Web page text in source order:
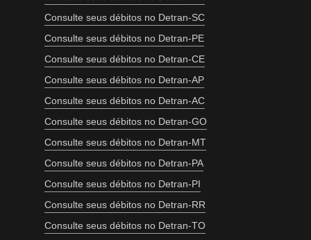
Consulte seus débitos no Detran-SC
Consulte seus débitos no Detran-PE
Consulte seus débitos no Detran-CE
Consulte seus débitos no Detran-AP
Consulte seus débitos no Detran-AC
Consulte seus débitos no Detran-GO
Consulte seus débitos no Detran-MT
Consulte seus débitos no Detran-PA
Consulte seus débitos no Detran-PI
Consulte seus débitos no Detran-RR
Consulte seus débitos no Detran-TO